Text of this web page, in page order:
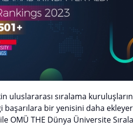
sıralama
bir yenisini daha
OMÜ THE Dünya Üniversite